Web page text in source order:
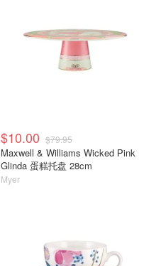
$10.00 $79.95
Maxwell & Williams Wicked Pink
Glinda 蛋糕托盘 28cm
Myer